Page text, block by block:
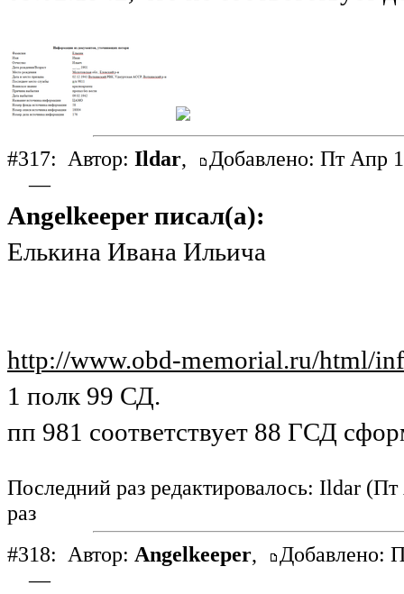
#317: Автор: Ildar,
Добавлено: Пт Апр
—
Angelkeeper писал(а):
Елькина Ивана Ильича
http://www.obd-memorial.ru/html/
1 полк 99 СД.
пп 981 соответствует 88 ГСД
Последний раз редактировалось: Ildar
раз
#318: Автор: Angelkeeper,
Добавлено:
—